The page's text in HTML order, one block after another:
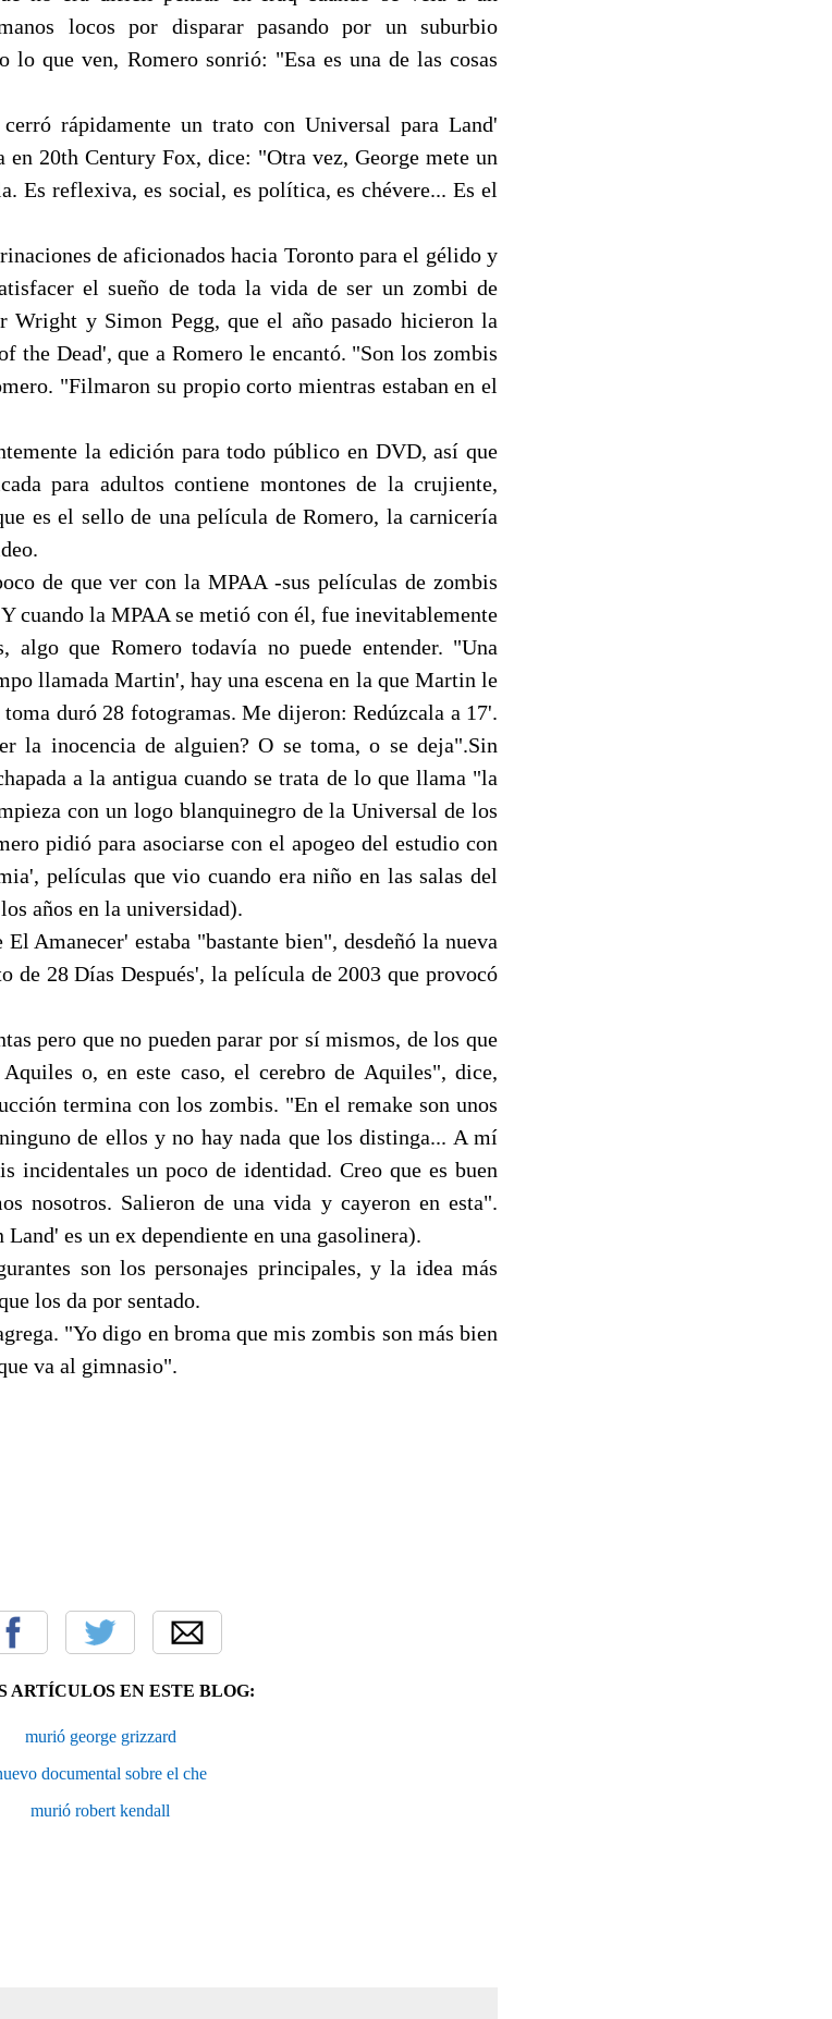
locos por disparar pasando por un suburbio
lo que ven, Romero sonrió: "Esa es una de las cosas
rápidamente un trato con Universal para Land'
en 20th Century Fox, dice: "Otra vez, George mete un
Es reflexiva, es social, es política, es chévere... Es el
de aficionados hacia Toronto para el gélido y
el sueño de toda la vida de ser un zombi de
Wright y Simon Pegg, que el año pasado hicieron la
the Dead', que a Romero le encantó. "Son los zombis
"Filmaron su propio corto mientras estaban en el
la edición para todo público en DVD, así que
para adultos contiene montones de la crujiente,
es el sello de una película de Romero, la carnicería
de que ver con la MPAA -sus películas de zombis
cuando la MPAA se metió con él, fue inevitablemente
algo que Romero todavía no puede entender. "Una
llamada Martin', hay una escena en la que Martin le
duró 28 fotogramas. Me dijeron: Redúzcala a 17'.
la inocencia de alguien? O se toma, o se deja".Sin
a la antigua cuando se trata de lo que llama "la
con un logo blanquinegro de la Universal de los
pidió para asociarse con el apogeo del estudio con
películas que vio cuando era niño en las salas del
años en la universidad).
Amanecer' estaba "bastante bien", desdeñó la nueva
de 28 Días Después', la película de 2003 que provocó
pero que no pueden parar por sí mismos, de los que
o, en este caso, el cerebro de Aquiles", dice,
termina con los zombis. "En el remake son unos
de ellos y no hay nada que los distinga... A mí
incidentales un poco de identidad. Creo que es buen
nosotros. Salieron de una vida y cayeron en esta".
es un ex dependiente en una gasolinera).
son los personajes principales, y la idea más
los da por sentado.
"Yo digo en broma que mis zombis son más bien
va al gimnasio".
ARTÍCULOS EN ESTE BLOG:
murió george grizzard
documental sobre el che
murió robert kendall